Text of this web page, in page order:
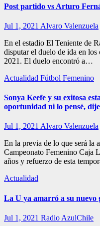
Post partido vs Arturo
Jul 1, 2021 Alvaro Valenzuela
En el estadio El Teniente de
disputar el duelo de ida en
2021. El duelo encontró a…
Actualidad Fútbol Femenino
Sonya Keefe y su exitosa
oportunidad ni lo pensé,
Jul 1, 2021 Alvaro Valenzuela
En la previa de lo que será la
Campeonato Femenino Caja
años y refuerzo de esta
Actualidad
La U ya amarró a su nuevo
Jul 1, 2021 Radio AzulChile